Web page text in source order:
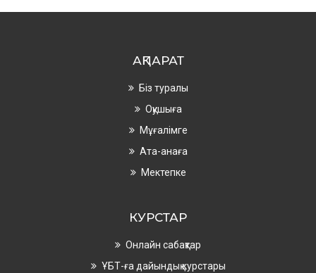
АҚПАРАТ
Біз туралы
Оқушыға
Мұғалімге
Ата-анаға
Мектепке
КУРСТАР
Онлайн сабақтар
ҰБТ-ға дайындық курстары